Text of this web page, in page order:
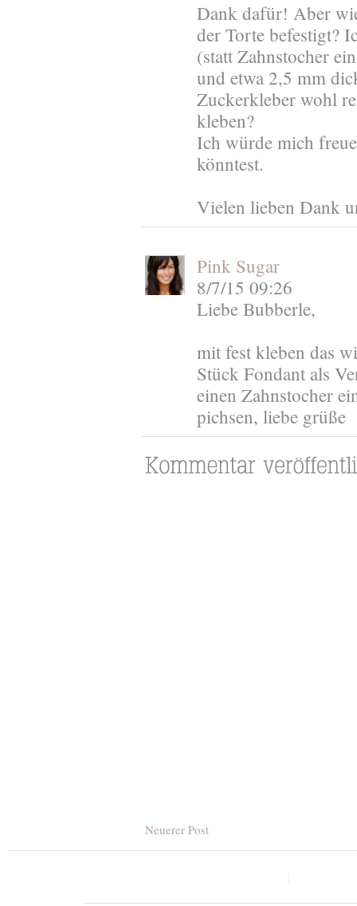
Dank dafür! Aber
der Torte befestigt?
(statt Zahnstocher
und etwa 2,5 mm
Zuckerkleber wohl
kleben?
Ich würde mich
könntest.
Vielen lieben Dank
Pink Sugar
8/7/15 09:26
Liebe Bubberle,
mit fest kleben das
Stück Fondant als
einen Zahnstocher
pichsen, liebe grüße
Neuerer Post